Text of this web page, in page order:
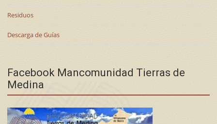
Residuos
Descarga de Guías
Facebook Mancomunidad Tierras de
Medina